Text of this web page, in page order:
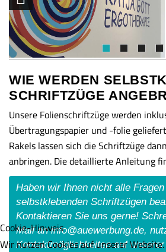
WIE WERDEN
SCHRIFTZÜGE
Unsere Folienschriftzüge werden
Übertragungspapier und -folie
Rakels lassen sich die Schriftzüge
anbringen. Die detaillierte Anleitung
Haben wir Ihnen nicht alle
selbstklebenden Schriftzügen
Kontaktieren Sie uns gerne!
Mail aninfo@auewerbung.de,
Kontaktmöglichkeiten auf
Cookie-Hinweis
Wir nutzen Cookies auf unserer